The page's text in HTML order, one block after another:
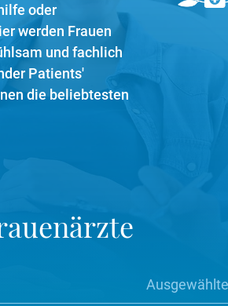
oder
werden Frauen
und fachlich
Patients'
die beliebtesten